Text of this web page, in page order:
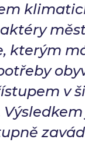
kterým
v